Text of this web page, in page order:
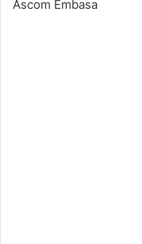
Ascom Embasa